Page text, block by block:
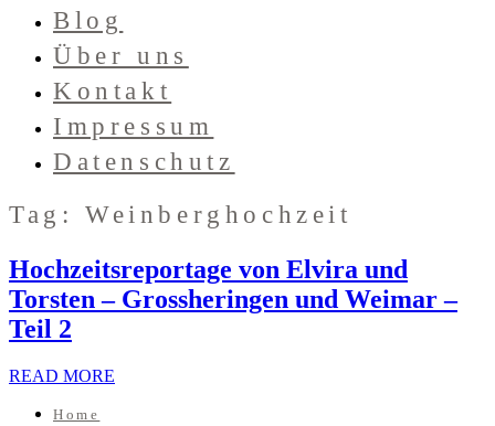
Blog
Über uns
Kontakt
Impressum
Datenschutz
Tag: Weinberghochzeit
Hochzeitsreportage von Elvira und
Torsten – Grossheringen und Weimar –
Teil 2
READ MORE
Home